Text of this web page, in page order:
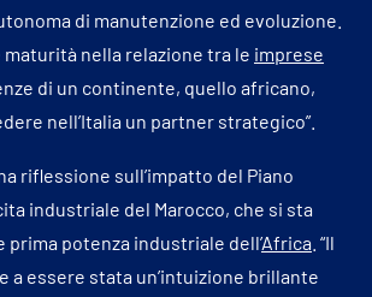
di manutenzione ed evoluzione.
nella relazione tra le imprese
di un continente, quello africano,
nell’Italia un partner strategico”.
riflessione sull’impatto del Piano
industriale del Marocco, che si sta
prima potenza industriale dell’Africa . “Il
a essere stata un’intuizione brillante